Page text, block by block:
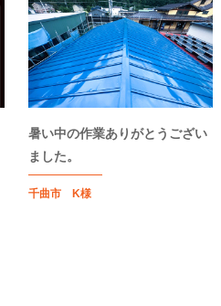
暑い中の作業ありがとうござい
ました。
千曲市 K様